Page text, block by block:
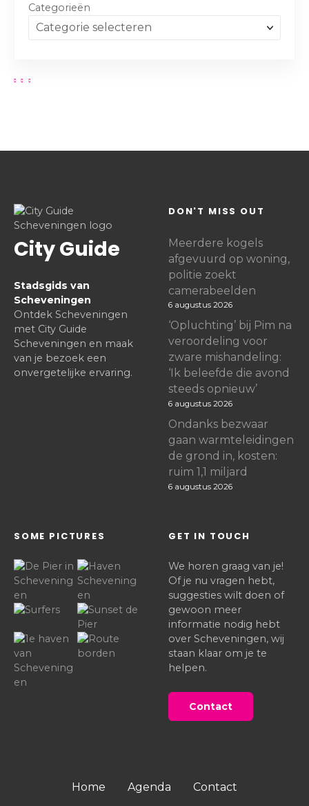
Categorieën
City Guide
Stadsgids van
Scheveningen
Ontdek Scheveningen
met City Guide
Scheveningen en maak
van je bezoek een
onvergetelijke ervaring.
DON'T MISS OUT
Meerdere kogels
afgevuurd op woning,
politie zoekt
camerabeelden
6 augustus 2026
‘Opluchting’ bij Pim na
veroordeling voor
zware mishandeling:
‘Ik beleefde die avond
steeds opnieuw’
6 augustus 2026
Ondanks bezwaar
gaan warmteleidingen
de grond in, kosten:
ruim 1,1 miljard
6 augustus 2026
SOME PICTURES GET IN TOUCH
We horen graag van je!
Of je nu vragen hebt,
suggesties wilt doen of
gewoon meer
informatie nodig hebt
over Scheveningen, wij
staan klaar om je te
helpen.
Contact
Home Agenda Contact